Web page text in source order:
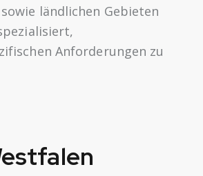
ländlichen Gebieten
Anforderungen zu